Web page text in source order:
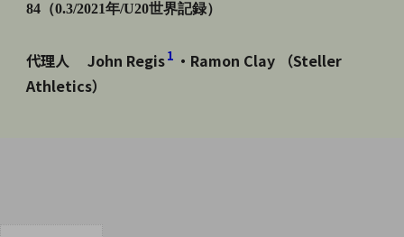
84（0.3/2021年/U20世界記録）
代理人 John Regis1 ・Ramon Clay （Steller
Athletics）